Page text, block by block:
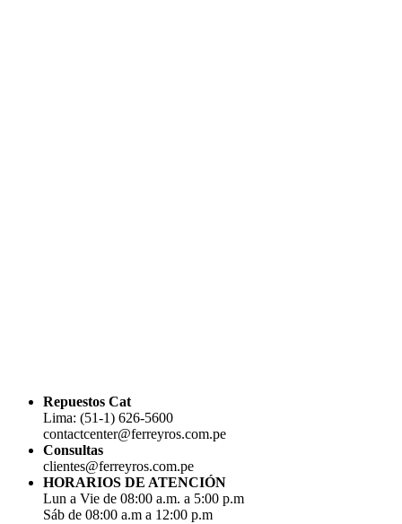
Repuestos Cat
Lima: (51-1) 626-5600
contactcenter@ferreyros.com.pe
Consultas
clientes@ferreyros.com.pe
HORARIOS DE ATENCIÓN
Lun a Vie de 08:00 a.m. a 5:00 p.m
Sáb de 08:00 a.m a 12:00 p.m